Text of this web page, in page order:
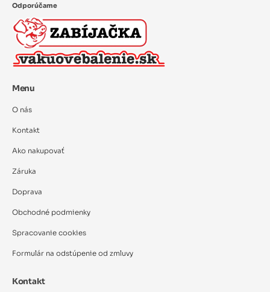
Odporúčame
Menu
O nás
Kontakt
Ako nakupovať
Záruka
Doprava
Obchodné podmienky
Spracovanie cookies
Formulár na odstúpenie od zmluvy
Kontakt